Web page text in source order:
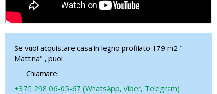
Se vuoi acquistare casa in legno profilato 179 m2 "
Mattina" , puoi:
Chiamare:
+375 298 06-05-67 (WhatsApp, Viber, Telegram)